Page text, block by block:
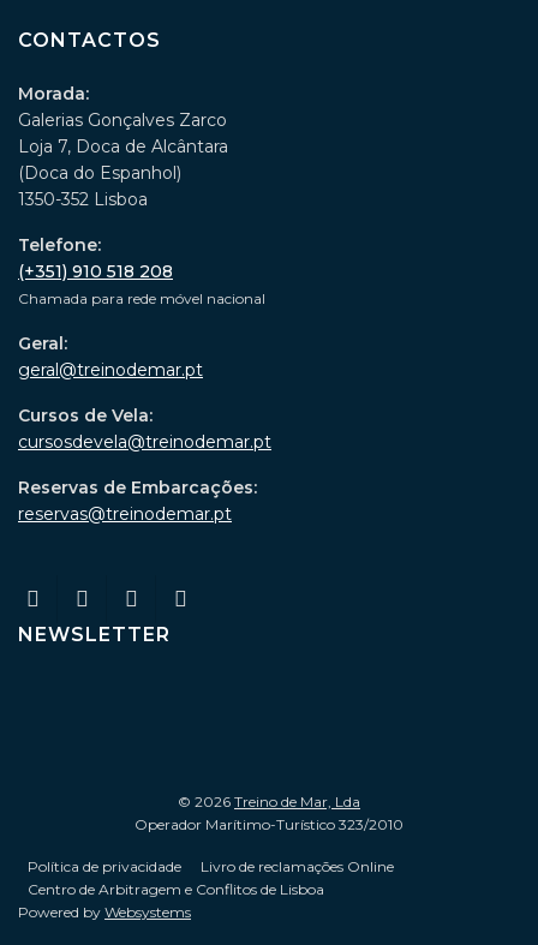
CONTACTOS
Morada:
Galerias Gonçalves Zarco
Loja 7, Doca de Alcântara
(Doca do Espanhol)
1350-352 Lisboa
Telefone:
(+351) 910 518 208
Chamada para rede móvel nacional
Geral:
geral@treinodemar.pt
Cursos de Vela:
cursosdevela@treinodemar.pt
Reservas de Embarcações:
reservas@treinodemar.pt
NEWSLETTER
© 2026 Treino de Mar, Lda
Operador Marítimo-Turístico 323/2010
Política de privacidade
Livro de reclamações Online
Centro de Arbitragem e Conflitos de Lisboa
Powered by Websystems